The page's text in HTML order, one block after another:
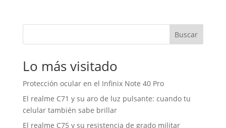
Buscar
Lo más visitado
Protección ocular en el Infinix Note 40 Pro
El realme C71 y su aro de luz pulsante: cuando tu
celular también sabe brillar
El realme C75 y su resistencia de grado militar